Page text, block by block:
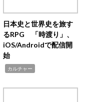
日本史と世界史を旅す
るRPG 「時渡り」、
iOS/Androidで配信開
始
カルチャー